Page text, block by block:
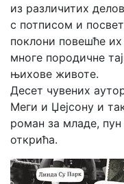
из различитих
с потписом и
поклони повешће их
многе породичне
њихове животе.
Десет чувених
Меги и Џејсону и
роман за младе,
открића.